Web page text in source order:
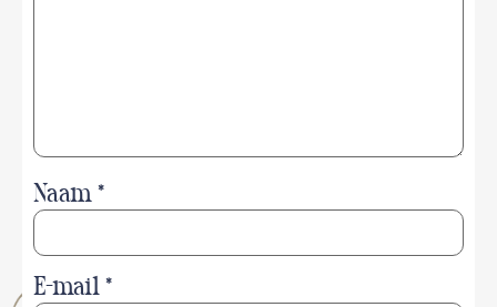
Naam*
E-mail*